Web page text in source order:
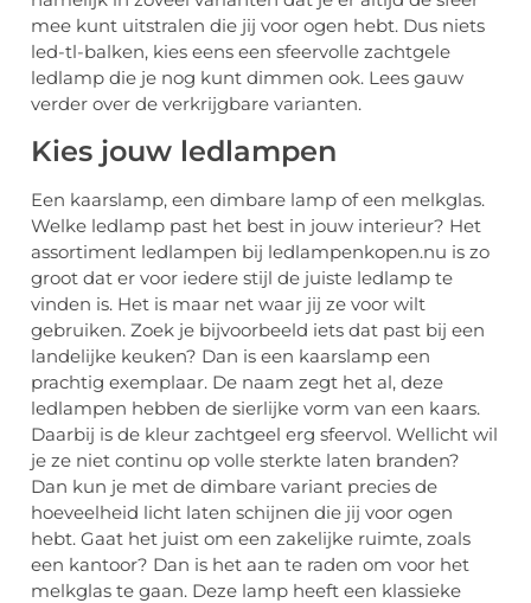
mee kunt uitstralen die jij voor ogen hebt. Dus niets
led-tl-balken, kies eens een sfeervolle zachtgele
ledlamp die je nog kunt dimmen ook. Lees gauw
verder over de verkrijgbare varianten.
Kies jouw ledlampen
Een kaarslamp, een dimbare lamp of een melkglas.
Welke ledlamp past het best in jouw interieur? Het
assortiment ledlampen bij ledlampenkopen.nu is zo
groot dat er voor iedere stijl de juiste ledlamp te
vinden is. Het is maar net waar jij ze voor wilt
gebruiken. Zoek je bijvoorbeeld iets dat past bij een
landelijke keuken? Dan is een kaarslamp een
prachtig exemplaar. De naam zegt het al, deze
ledlampen hebben de sierlijke vorm van een kaars.
Daarbij is de kleur zachtgeel erg sfeervol. Wellicht wil
je ze niet continu op volle sterkte laten branden?
Dan kun je met de dimbare variant precies de
hoeveelheid licht laten schijnen die jij voor ogen
hebt. Gaat het juist om een zakelijke ruimte, zoals
een kantoor? Dan is het aan te raden om voor het
melkglas te gaan. Deze lamp heeft een klassieke